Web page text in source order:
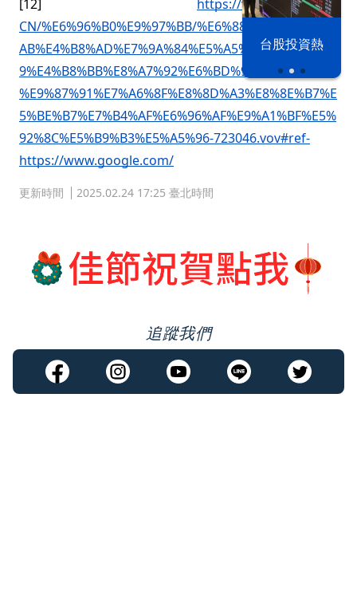
漢光42演習 台股投資熱
[12] https://vovworld.vn/zh-
CN/%E6%96%B0%E9%97%BB/%E6%88%98%E7%81%
AB%E4%B8%AD%E7%9A%84%E5%A5%B3%E5%AD%A
9%E4%B8%BB%E8%A7%92%E6%BD%98%E6%B0%8F
%E9%87%91%E7%A6%8F%E8%8D%A3%E8%8E%B7%E
5%BE%B7%E7%B4%AF%E6%96%AF%E9%A1%BF%E5%
92%8C%E5%B9%B3%E5%A5%96-723046.vov#ref-
https://www.google.com/
更新時間 2025.02.24 17:25 臺北時間
追蹤我們